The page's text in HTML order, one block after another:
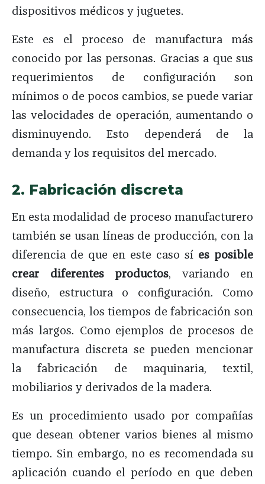
dispositivos médicos y juguetes.
Este es el proceso de manufactura más
conocido por las personas. Gracias a que sus
requerimientos de configuración son
mínimos o de pocos cambios, se puede variar
las velocidades de operación, aumentando o
disminuyendo. Esto dependerá de la
demanda y los requisitos del mercado.
2. Fabricación discreta
En esta modalidad de proceso manufacturero
también se usan líneas de producción, con la
diferencia de que en este caso sí es posible
crear diferentes productos, variando en
diseño, estructura o configuración. Como
consecuencia, los tiempos de fabricación son
más largos. Como ejemplos de procesos de
manufactura discreta se pueden mencionar
la fabricación de maquinaria, textil,
mobiliarios y derivados de la madera.
Es un procedimiento usado por compañías
que desean obtener varios bienes al mismo
tiempo. Sin embargo, no es recomendada su
aplicación cuando el período en que deben